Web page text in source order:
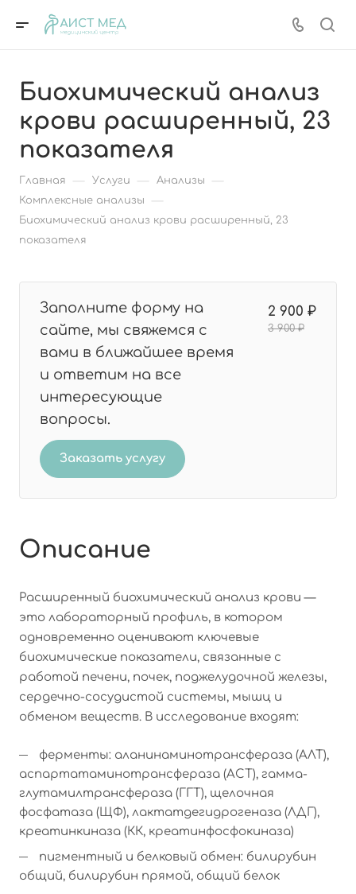
Биохимический анализ
крови расширенный, 23
показателя
Главная — Услуги — Анализы —
Комплексные анализы —
Биохимический анализ крови расширенный, 23
показателя
Заполните форму на
сайте, мы свяжемся с
вами в ближайшее время
и ответим на все
интересующие
вопросы.
2 900 ₽
3 900 ₽
Заказать услугу
Описание
Расширенный биохимический анализ крови —
это лабораторный профиль, в котором
одновременно оценивают ключевые
биохимические показатели, связанные с
работой печени, почек, поджелудочной железы,
сердечно-сосудистой системы, мышц и
обменом веществ. В исследование входят:
ферменты: аланинаминотрансфераза (АЛТ),
аспартатаминотрансфераза (АСТ), гамма-
глутамилтрансфераза (ГГТ), щелочная
фосфатаза (ЩФ), лактатдегидрогеназа (ЛДГ),
креатинкиназа (КК, креатинфосфокиназа)
пигментный и белковый обмен: билирубин
общий, билирубин прямой, общий белок